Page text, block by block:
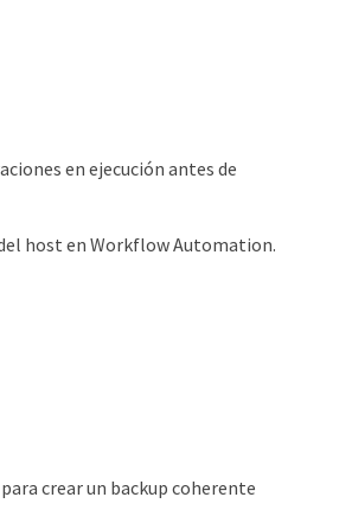
en ejecución antes de
host en Workflow Automation.
crear un backup coherente